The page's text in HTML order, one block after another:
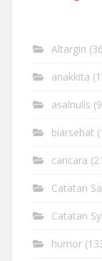
Altargiri
anakkita
asalnulis
biarsehat
caricara
Catatan
Catatan
humor